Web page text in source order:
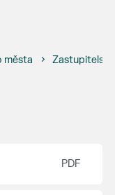
města